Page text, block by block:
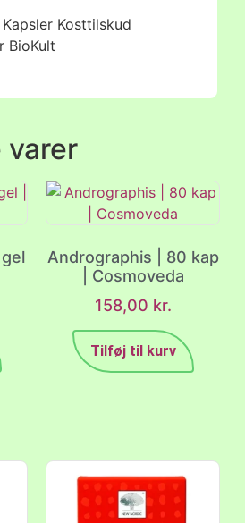
Kosttilskud
BioKult
varer
Andrographis | 80 kap
| Cosmoveda
158,00 kr.
Tilføj til kurv